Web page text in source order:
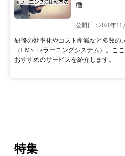
徴
公開日：2020年11
研修の効率化やコスト削減など多数の
（LMS・eラーニングシステム）。こ
おすすめのサービスを紹介します。
特集